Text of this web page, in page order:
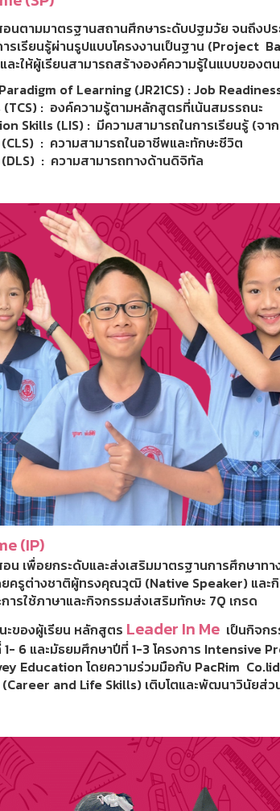
อนตามมาตรฐานสถานศึกษาระดับปฐมวัย จนถึง
เรียนรู้ผ่านรูปแบบโครงงานเป็นฐาน (Project
ละให้ผู้เรียนสามารถสร้างองค์ความรู้ในแบบของต
of Learning (JR21CS) : Job
: องค์ความรู้ตามหลักสูตรที่เน้นสมรรถนะ
Skills (LIS) : มีความสามารถในการเรียนรู้ (จา
: ความสามารถในอาชีพและทักษะชีวิต
: ความสามารถทางด้านดิจิทัล
(IP)
อน เพื่อยกระดับและส่งเสริมมาตรฐานการศึกษ
ครูต่างชาติผู้ทรงคุณวุฒิ (Native Speaker) และ
รใช้ภาษาและกิจกรรมส่งเสริมทักษะ 7Q เกรด
ของผู้เรียน หลักสูตร Leader In Meเป็นกิจกร
6 และมัธยมศึกษาปีที่ 1-3 โครงการ Intensive
Education โดยความร่วมมือกับ PacRim
and Life Skills) เติบโตและพัฒนาวินัยส่